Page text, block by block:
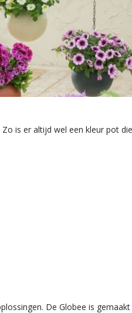
is er altijd wel een kleur pot
De Globee is gemaakt